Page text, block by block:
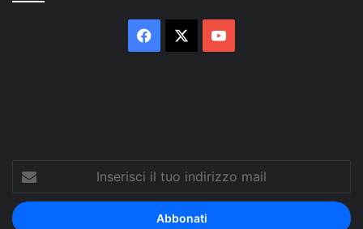
Facebook
Inserisci
tuo
indirizzo